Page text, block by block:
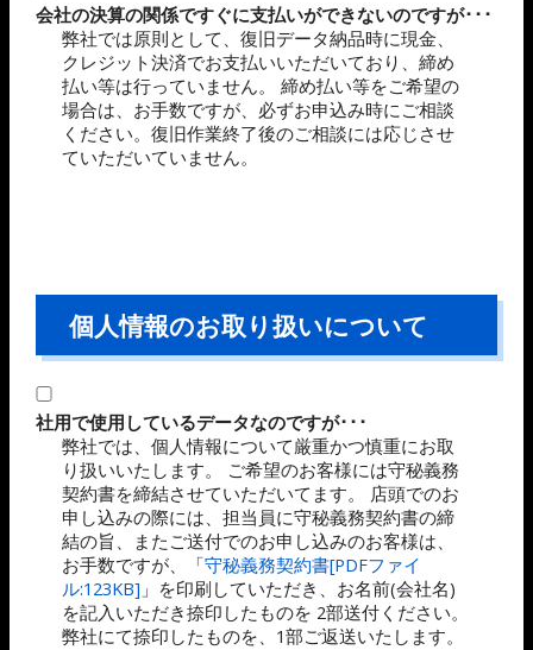
会社の決算の関係ですぐに支払いができないのですが･･･
弊社では原則として、復旧データ納品時に現金、
クレジット決済でお支払いいただいており、締め
払い等は行っていません。 締め払い等をご希望の
場合は、お手数ですが、必ずお申込み時にご相談
ください。復旧作業終了後のご相談には応じさせ
ていただいていません。
個人情報のお取り扱いについて
社用で使用しているデータなのですが･･･
弊社では、個人情報について厳重かつ慎重にお取
り扱いいたします。 ご希望のお客様には守秘義務
契約書を締結させていただいてます。 店頭でのお
申し込みの際には、担当員に守秘義務契約書の締
結の旨、またご送付でのお申し込みのお客様は、
お手数ですが、「守秘義務契約書[PDFファイ
ル:123KB] 」を印刷していただき、お名前(会社名)
を記入いただき捺印したものを 2部送付ください。
弊社にて捺印したものを、1部ご返送いたします。